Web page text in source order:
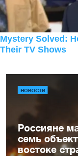
НОВОСТИ
Россияне
семь
востоке